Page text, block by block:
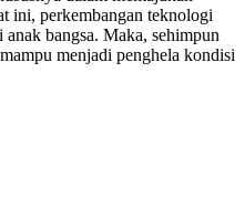
ini, perkembangan teknologi
bangsa. Maka, sehimpun
menjadi penghela kondisi